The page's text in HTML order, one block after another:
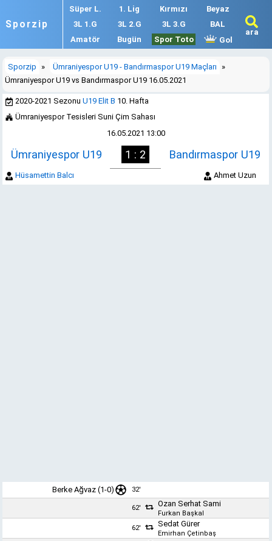
Sporzip
Süper L. 1. Lig Kırmızı
Beyaz
3L 1.G
3L 2.G 3L 3.G
BAL
Amatör
Bugün Spor Toto Gol
ara
Sporzip » Ümraniyespor U19 - Bandırmaspor U19 Maçları
»
Ümraniyespor U19 vs Bandırmaspor U19 16.05.2021
2020-2021 SezonuU19 Elit B 10. Hafta
Ümraniyespor Tesisleri Suni Çim Sahası
16.05.2021 13:00
Ümraniyespor U19 1 : 2 Bandırmaspor U19
Hüsamettin Balcı Ahmet Uzun
Berke Ağvaz (1-0) 32'
62' Ozan Serhat Sami
Furkan Başkal
62'
Sedat Gürer
Emirhan Çetinbaş